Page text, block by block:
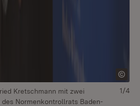
Kretschmann mit zwei
Normenkontrollrats Baden-
1/4